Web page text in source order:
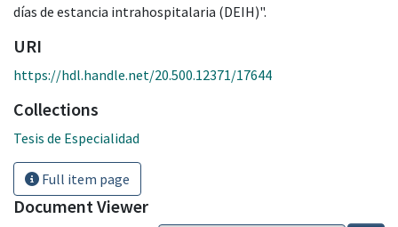
días de estancia intrahospitalaria (DEIH)".
URI
https://hdl.handle.net/20.500.12371/17644
Collections
Tesis de Especialidad
Full item page
Document Viewer